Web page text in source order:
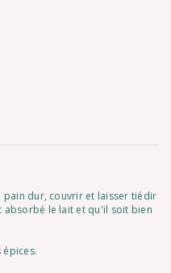
pain dur, couvrir et laisser tiédir
absorbé le lait et qu'il soit bien
épices.